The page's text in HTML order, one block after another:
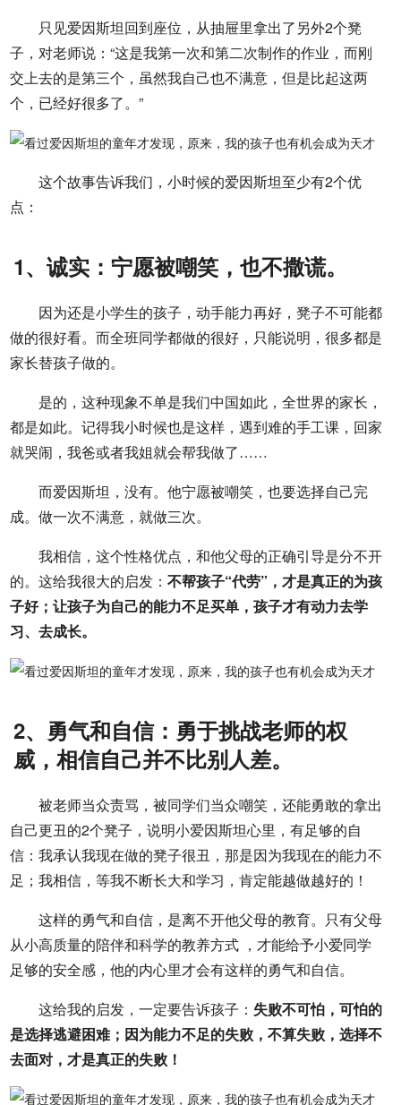
只见爱因斯坦回到座位，从抽屉里拿出了另外2个凳
子，对老师说：“这是我第一次和第二次制作的作业，而刚
交上去的是第三个，虽然我自己也不满意，但是比起这两
个，已经好很多了。”
这个故事告诉我们，小时候的爱因斯坦至少有2个优
点：
1、诚实：宁愿被嘲笑，也不撒谎。
因为还是小学生的孩子，动手能力再好，凳子不可能都
做的很好看。而全班同学都做的很好，只能说明，很多都是
家长替孩子做的。
是的，这种现象不单是我们中国如此，全世界的家长，
都是如此。记得我小时候也是这样，遇到难的手工课，回家
就哭闹，我爸或者我姐就会帮我做了……
而爱因斯坦，没有。他宁愿被嘲笑，也要选择自己完
成。做一次不满意，就做三次。
我相信，这个性格优点，和他父母的正确引导是分不开
的。这给我很大的启发： 不帮孩子“代劳”，才是真正的为孩
子好；让孩子为自己的能力不足买单，孩子才有动力去学
习、去成长。
2、勇气和自信：勇于挑战老师的权
威，相信自己并不比别人差。
被老师当众责骂，被同学们当众嘲笑，还能勇敢的拿出
自己更丑的2个凳子，说明小爱因斯坦心里，有足够的自
信：我承认我现在做的凳子很丑，那是因为我现在的能力不
足；我相信，等我不断长大和学习，肯定能越做越好的！
这样的勇气和自信，是离不开他父母的教育。只有父母
从小高质量的陪伴和科学的教养方式 ，才能给予小爱同学
足够的安全感，他的内心里才会有这样的勇气和自信。
这给我的启发，一定要告诉孩子： 失败不可怕，可怕的
是选择逃避困难；因为能力不足的失败，不算失败，选择不
去面对，才是真正的失败！